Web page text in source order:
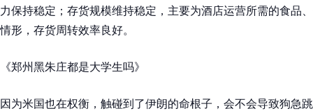
力保持稳定；存货规模维持稳定，主要为酒店运营所需的食品
情形，存货周转效率良好。
《郑州黑朱庄都是大学生吗》
因为米国也在权衡，触碰到了伊朗的命根子，会不会导致狗急